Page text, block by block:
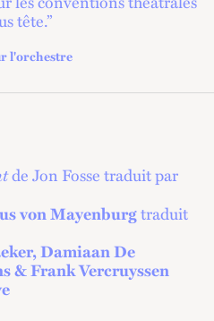
tête.”
l'orchestre
de Jon Fosse traduit par
von Mayenburgtraduit
Damiaan De
& Frank Vercruyssen